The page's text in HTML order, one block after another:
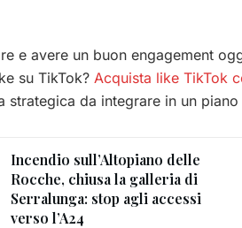
e avere un buon engagement
su TikTok? Acquista like TikTok
strategica da integrare in un
Incendio sull’Altopiano delle
Rocche, chiusa la galleria di
Serralunga: stop agli accessi
verso l’A24